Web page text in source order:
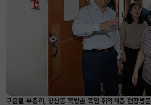
구윤철 부총리, 창신동 쪽방촌 폭염 취약계층 현장방문